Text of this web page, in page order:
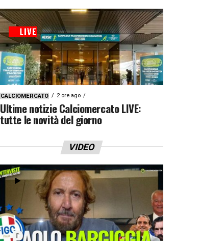
CALCIOMERCATO 2 ore ago
Ultime notizie Calciomercato LIVE:
tutte le novità del giorno
VIDEO